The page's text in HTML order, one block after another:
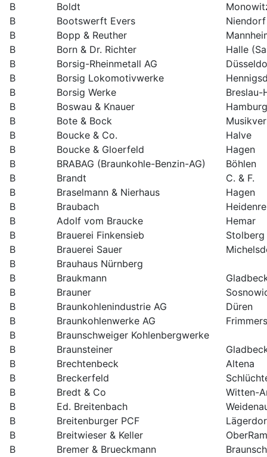
B
Boldt
B
Bootswerft Evers
Niendorf
B
Bopp & Reuther
B
Born & Dr. Richter
Halle
B
Borsig-Rheinmetall AG
B
Borsig Lokomotivwerke
B
Borsig Werke
Breslau-
B
Boswau & Knauer
Hamburg
B
Bote & Bock
B
Boucke & Co.
Halve
B
Boucke & Gloerfeld
Hagen
B
BRABAG (Braunkohle-Benzin-AG)
Böhlen
B
Brandt
C. & F.
B
Braselmann & Nierhaus
Hagen
B
Braubach
B
Adolf vom Braucke
Hemar
B
Brauerei Finkensieb
Stolberg
B
Brauerei Sauer
B
Brauhaus Nürnberg
B
Braukmann
B
Brauner
B
Braunkohlenindustrie AG
Düren
B
Braunkohlenwerke AG
B
Braunschweiger Kohlenbergwerke
B
Braunsteiner
B
Brechtenbeck
Altena
B
Breckerfeld
B
Bredt & Co
Witten-
B
Ed. Breitenbach
B
Breitenburger PCF
B
Breitwieser & Keller
B
Bremer & Brueckmann